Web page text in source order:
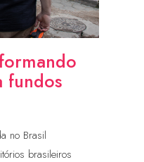
fundos
no Brasil
brasileiros